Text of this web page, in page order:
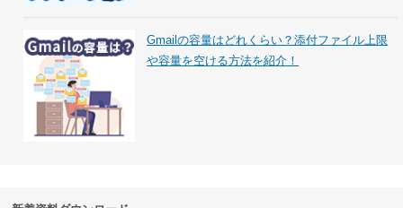
Gmailの容量はどれくらい？添付ファイル上限
や容量を空ける方法を紹介！